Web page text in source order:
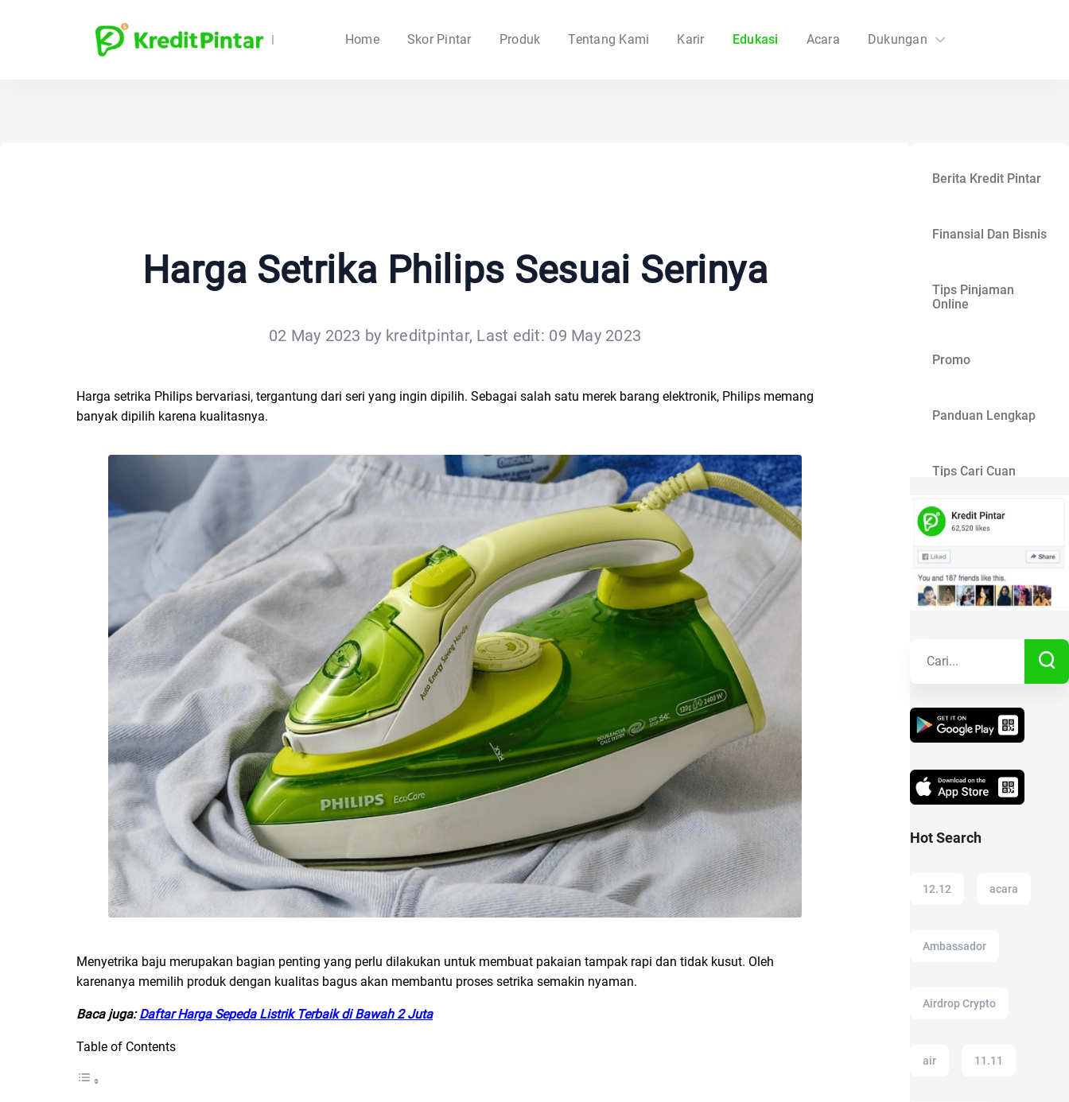
Home Skor Pintar Produk Tentang Kami Karir Edukasi Acara Dukungan
Harga Setrika Philips Sesuai Serinya
02 May 2023 by kreditpintar, Last edit: 09 May 2023
Harga setrika Philips bervariasi, tergantung dari seri yang ingin dipilih. Sebagai salah satu merek barang elektronik, Philips memang
banyak dipilih karena kualitasnya.
Menyetrika baju merupakan bagian penting yang perlu dilakukan untuk membuat pakaian tampak rapi dan tidak kusut. Oleh
karenanya memilih produk dengan kualitas bagus akan membantu proses setrika semakin nyaman.
Baca juga:Daftar Harga Sepeda Listrik Terbaik di Bawah 2 Juta
Table of Contents
Berita Kredit Pintar
Finansial Dan Bisnis
Tips Pinjaman
Online
Promo
Panduan Lengkap
Tips Cari Cuan
Gaya Hidup
Kisah Sukses
Hot Search
12.12 acara
Ambassador
Airdrop Crypto
air 11.11